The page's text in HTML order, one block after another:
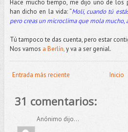
Hace mucho tiempo, me dijo uno de los
han dicho en la vida: “Moli, cuando tú
pero creas un microclima que mola mucho,
Tú tampoco te das cuenta, pero estar
Nos vamos a Berlín,y va a ser genial.
Entrada más reciente Inicio
31 comentarios:
Anónimo dijo...